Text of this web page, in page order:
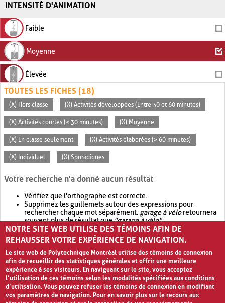
INTENSITÉ D'ANIMATION
Faible
Moyenne
Élevée
TOUTES LES FICHES (18)
(X) Hors classe (X) Activités développées (Entre 30 et 60 minutes)
(X) Activités courtes (< 30 minutes) (X) Moyenne
(X) En classe seulement (X) Activités élaborées (> 60 minutes)
(X) Individuel (X) Sporadiques
Votre recherche n'a donné aucun résultat
Vérifiez que l'orthographe est correcte.
Supprimez les guillemets autour des expressions pour
rechercher chaque mot séparément. garage à véloretournera
souvent plus de résultat que"garage à vélo".
Envisagez d'élargir votre recherche avec OR.garage OR vélo
retournera souvent plus de résultat quegarage à vélo
NOTRE SITE WEB UTILISE DES TÉMOINS AFIN DE
REHAUSSER VOTRE EXPÉRIENCE DE NAVIGATION.
Le site web de Polytechnique Montréal utilise des témoins de connexion
afin de recueillir des statistiques générales et offrir une meilleure
expérience à ses visiteurs. En naviguant sur le site, vous acceptez
l’utilisation de ces témoins selon les modalités spécifiées aux conditions
d’utilisation. Vous pouvez refuser les témoins de connexion en modifiant
vos paramètres de navigation. Pour en savoir plus sur le recours aux